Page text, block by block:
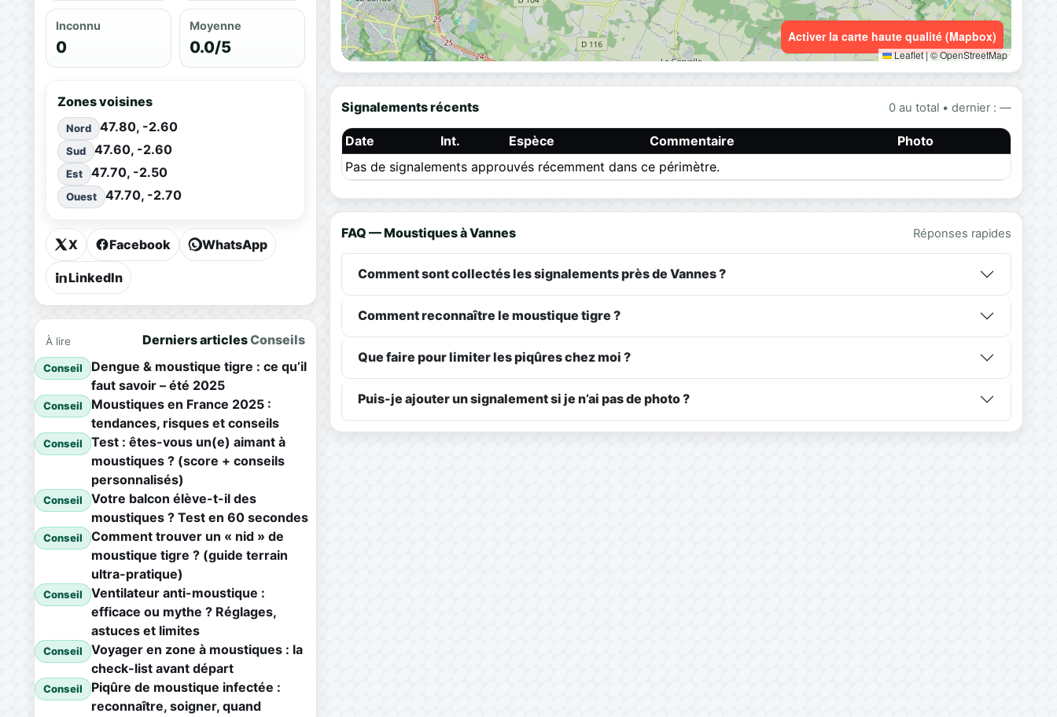
Inconnu
0
Moyenne
0.0/5
Zones voisines
Nord 47.80, -2.60
Sud 47.60, -2.60
Est 47.70, -2.50
Ouest 47.70, -2.70
X Facebook WhatsApp
LinkedIn
À lire Derniers articlesConseils
Conseil
Dengue & moustique tigre : ce qu’il
faut savoir – été 2025
Conseil
Moustiques en France 2025 :
tendances, risques et conseils
Conseil
Test : êtes-vous un(e) aimant à
moustiques ? (score + conseils
personnalisés)
Conseil
Votre balcon élève-t-il des
moustiques ? Test en 60 secondes
Conseil
Comment trouver un « nid » de
moustique tigre ? (guide terrain
ultra-pratique)
Conseil
Ventilateur anti-moustique :
efficace ou mythe ? Réglages,
astuces et limites
Conseil
Voyager en zone à moustiques : la
check-list avant départ
Conseil
Piqûre de moustique infectée :
reconnaître, soigner, quand
Leaflet|© OpenStreetMap
Activer la carte haute qualité (Mapbox)
Signalements récents 0 au total • dernier : —
Date Int. Espèce Commentaire
Photo
Pas de signalements approuvés récemment dans ce périmètre.
FAQ — Moustiques à Vannes Réponses rapides
Comment sont collectés les signalements près de Vannes ?
Comment reconnaître le moustique tigre ?
Que faire pour limiter les piqûres chez moi ?
Puis-je ajouter un signalement si je n’ai pas de photo ?